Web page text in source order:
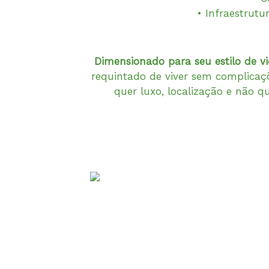
•
Dimensionado para seu estilo de
requintado de viver sem
quer luxo, localização e não